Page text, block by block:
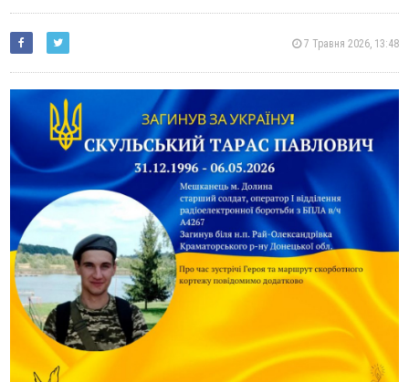
7 Травня 2026, 13:48